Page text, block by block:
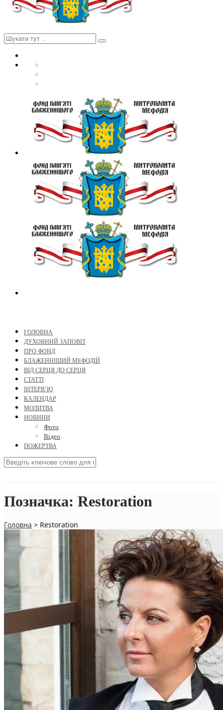
ГОЛОВНА
ДУХОВНИЙ ЗАПОВІТ
ПРО ФОНД
БЛАЖЕННІШИЙ МЕФОДІЙ
ВІД СЕРЦЯ ДО СЕРЦЯ
СТАТТІ
ІНТЕРВ’Ю
КАЛЕНДАР
МОЛИТВА
НОВИНИ
Фото
Відео
ПОЖЕРТВА
Позначка: Restoration
Головна > Restoration